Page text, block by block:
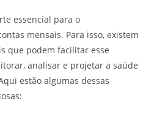
essencial para o
mensais. Para isso, existem
que podem facilitar esse
analisar e projetar a saúde
estão algumas dessas